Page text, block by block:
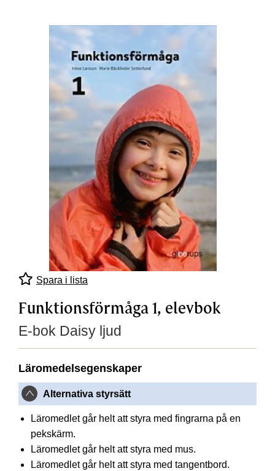
Spara i lista
Funktionsförmåga 1, elevbok
E-bok Daisy ljud
Läromedelsegenskaper
Alternativa styrsätt
Läromedlet går helt att styra med fingrarna på en
pekskärm.
Läromedlet går helt att styra med mus.
Läromedlet går helt att styra med tangentbord.